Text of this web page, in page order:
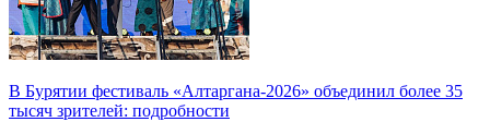
В Бурятии фестиваль «Алтаргана-2026» объединил более 35
тысяч зрителей: подробности